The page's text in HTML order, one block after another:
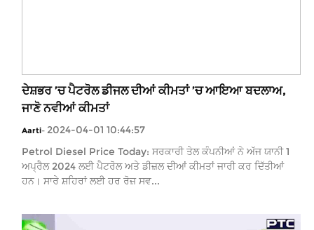
ਦੇਸ਼ਭਰ ’ਚ ਪੈਟਰੋਲ ਡੀਜਲ ਦੀਆਂ ਕੀਮਤਾਂ ’ਚ ਆਇਆ ਬਦਲਾਅ,
ਜਾਣੋ ਨਵੀਆਂ ਕੀਮਤਾਂ
Aarti- 2024-04-01 10:44:57
Petrol Diesel Price Today: ਸਰਕਾਰੀ ਤੇਲ ਕੰਪਨੀਆਂ ਨੇ ਅੱਜ ਯਾਨੀ 1
ਅਪ੍ਰੈਲ 2024 ਲਈ ਪੈਟਰੋਲ ਅਤੇ ਡੀਜ਼ਲ ਦੀਆਂ ਕੀਮਤਾਂ ਜਾਰੀ ਕਰ ਦਿੱਤੀਆਂ
ਹਨ। ਸਾਰੇ ਸ਼ਹਿਰਾਂ ਲਈ ਹਰ ਰੋਜ਼ ਸਵ...